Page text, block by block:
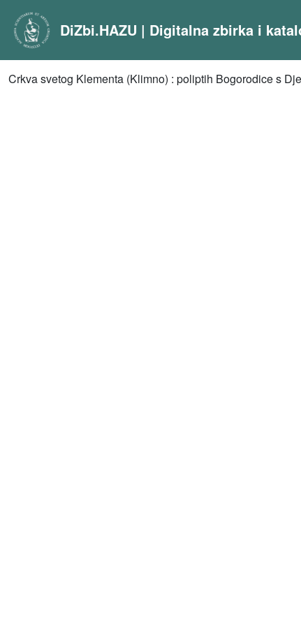
DiZbi.HAZU | Digitalna zbirka i
Crkva svetog Klementa (Klimno) : poliptih Bogorodice s